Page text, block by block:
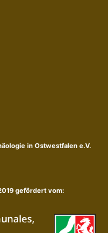
in Ostwestfalen e.V.
gefördert vom: